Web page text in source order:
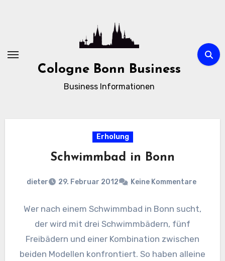
Cologne Bonn Business
Business Informationen
Erholung
Schwimmbad in Bonn
dieter 29. Februar 2012 Keine Kommentare
Wer nach einem Schwimmbad in Bonn sucht,
der wird mit drei Schwimmbädern, fünf
Freibädern und einer Kombination zwischen
beiden Modellen konfrontiert. So haben alleine